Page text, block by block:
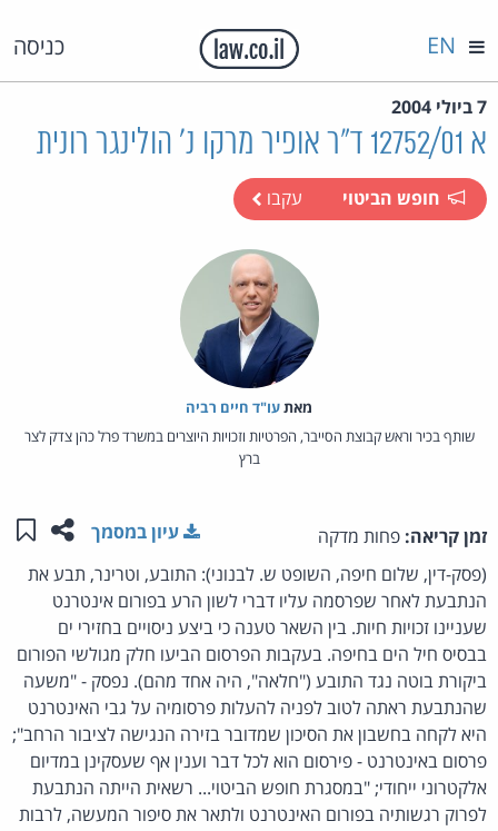
כניסה EN
7 ביולי 2004
א 12752/01 ד"ר אופיר מרקו נ' הולינגר רונית
חופש הביטוי עקבו
מאת‏עו"ד חיים רביה
שותף בכיר וראש קבוצת הסייבר, הפרטיות וזכויות היוצרים במשרד פרל כהן צדק לצר
ברץ
זמן קריאה: פחות מדקה שתפו
עיון במסמך
(פסק-דין, שלום חיפה, השופט ש. לבנוני): התובע, וטרינר, תבע את
הנתבעת לאחר שפרסמה עליו דברי לשון הרע בפורום אינטרנט
שעניינו זכויות חיות. בין השאר טענה כי ביצע ניסויים בחזירי ים
בבסיס חיל הים בחיפה. בעקבות הפרסום הביעו חלק מגולשי הפורום
ביקורת בוטה נגד התובע ("חלאה", היה אחד מהם). נפסק - "משעה
שהנתבעת ראתה לטוב לפניה להעלות פרסומיה על גבי האינטרנט
היא לקחה בחשבון את הסיכון שמדובר בזירה הנגישה לציבור הרחב";
פרסום באינטרנט - פירסום הוא לכל דבר וענין אף שעסקינן במדיום
אלקטרוני ייחודי; "במסגרת חופש הביטוי... רשאית הייתה הנתבעת
לפרוק רגשותיה בפורום האינטרנט ולתאר את סיפור המעשה, לרבות